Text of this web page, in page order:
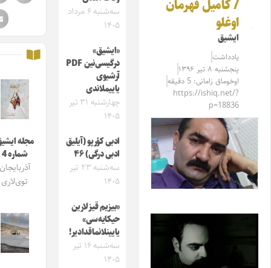
/ کامیل قهرمان
اوغلو
ایشیق
یادداشت
پنجشنبه ۸ تیر ۱۳۹۶
اوخوماق زامانی: 5 دقیقه
https://ishiq.net/?
p=18836
سه‌شنبه ۶ مرداد
«ایشیق»
درگیسی‌نین PDF
آرشیوی
یاییملاندی
چهارشنبه ۳۱ تیر
ادبی کؤرپو (آیلیق
ادبی درگی) ۴۶
سه‌شنبه ۲۳ تیر
«بیزیم قیزلارین
حیکایه‌سی»
یایینلانماقدادیر!
سه‌شنبه ۱۶ تیر
مجله ایشیق
شماره 4
آذربایجان
توی‌لاری